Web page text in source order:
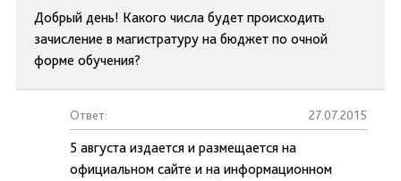
Добрый день! Какого числа будет происходить
зачисление в магистратуру на бюджет по очной
форме обучения?
Ответ: 27.07.2015
5 августа издается и размещается на
официальном сайте и на информационном